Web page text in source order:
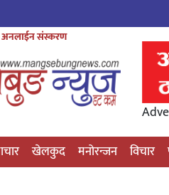
संस्करण
खेलकुद मनोरन्जन विचार